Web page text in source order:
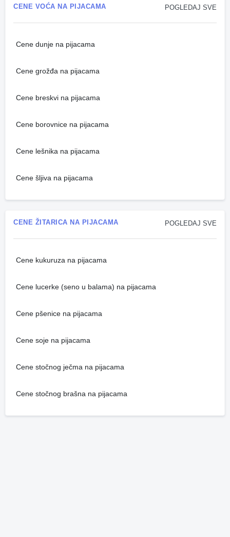
POGLEDAJ SVE
CENE VOĆA NA PIJACAMA
Cene dunje na pijacama
Cene grožđa na pijacama
Cene breskvi na pijacama
Cene borovnice na pijacama
Cene lešnika na pijacama
Cene šljiva na pijacama
POGLEDAJ SVE
CENE ŽITARICA NA PIJACAMA
Cene kukuruza na pijacama
Cene lucerke (seno u balama) na pijacama
Cene pšenice na pijacama
Cene soje na pijacama
Cene stočnog ječma na pijacama
Cene stočnog brašna na pijacama